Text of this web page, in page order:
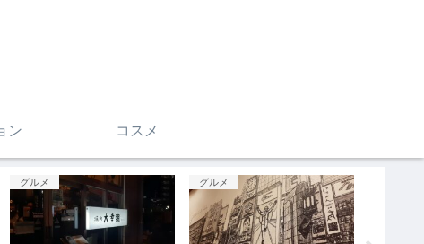
ン コスメ
グルメ グルメ